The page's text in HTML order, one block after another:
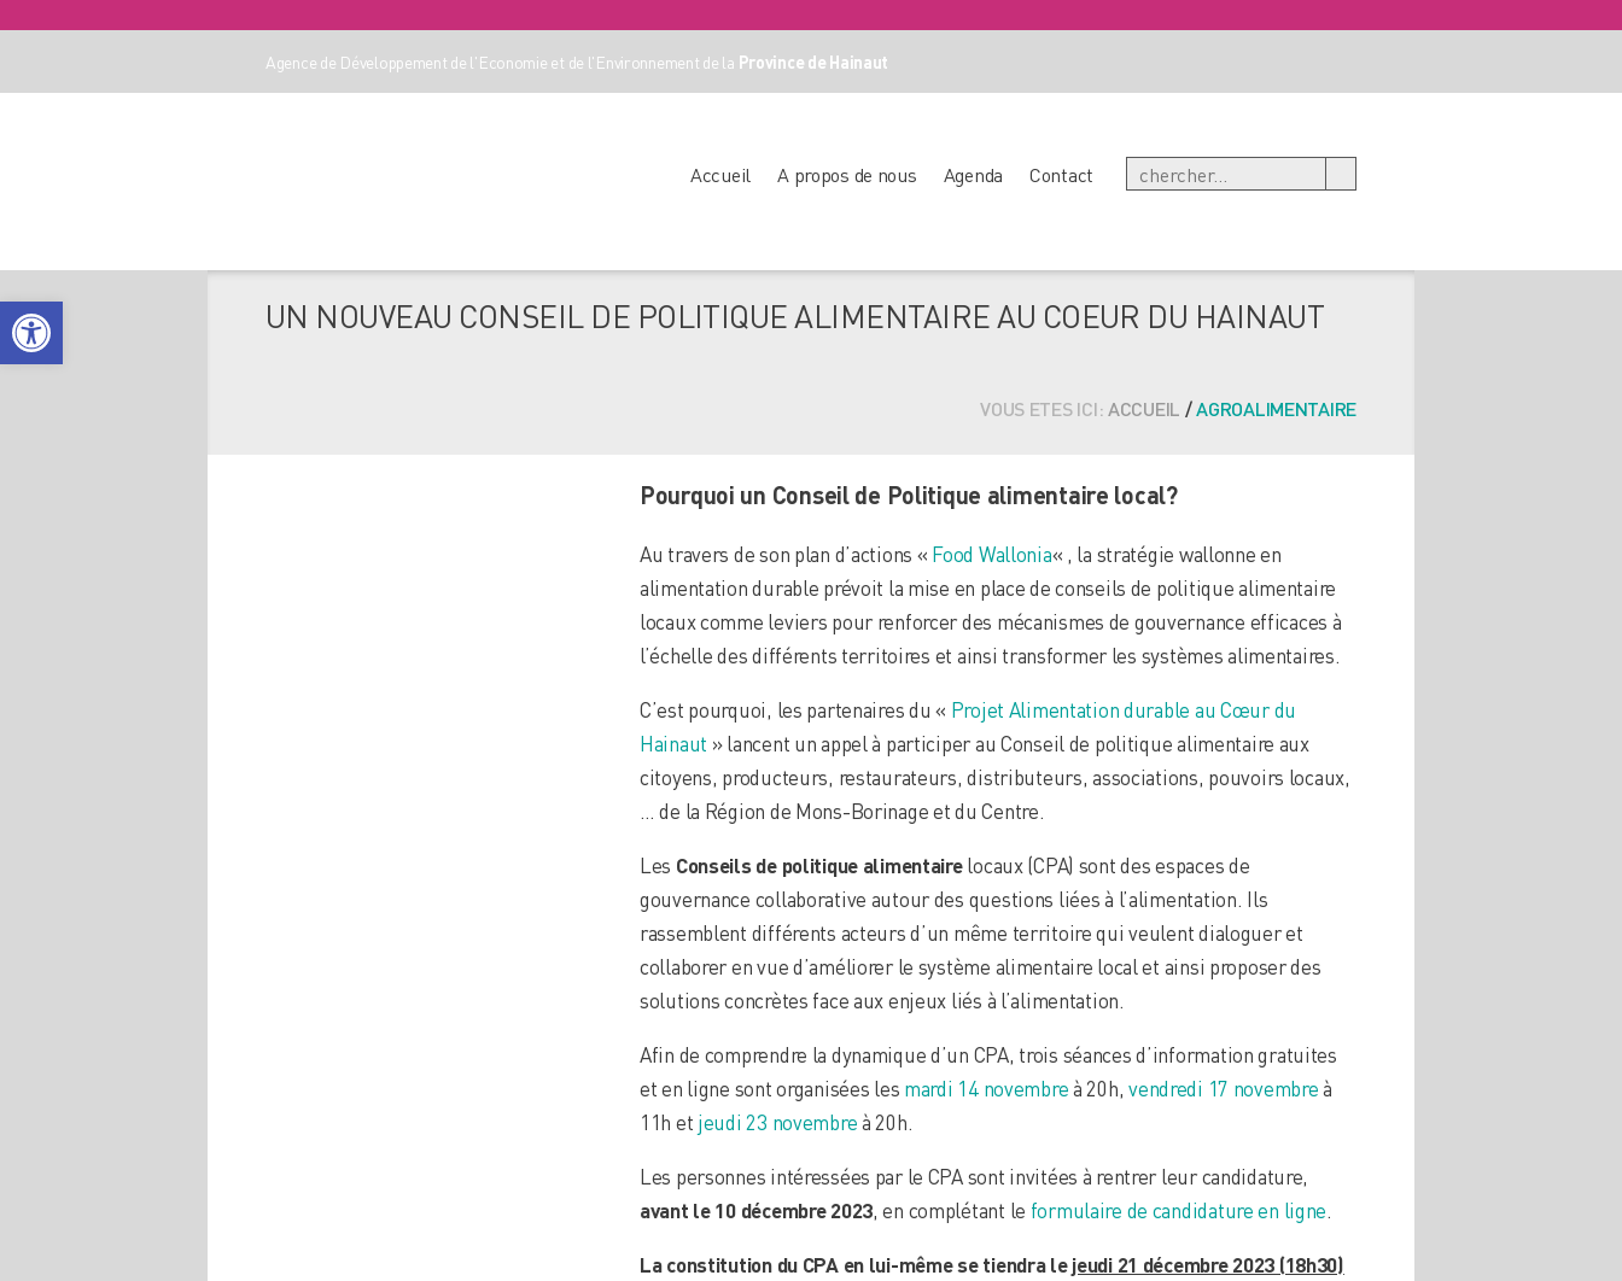
Agence de Développement de l'Economie et de l'Environnement de la Province de Hainaut
Accueil A propos de nous Agenda Contact
UN NOUVEAU CONSEIL DE POLITIQUE ALIMENTAIRE AU COEUR DU HAINAUT
VOUS ETES ICI:ACCUEIL /AGROALIMENTAIRE
Pourquoi un Conseil de Politique alimentaire local?
Au travers de son plan d’actions « Food Wallonia« , la stratégie wallonne en
alimentation durable prévoit la mise en place de conseils de politique alimentaire
locaux comme leviers pour renforcer des mécanismes de gouvernance efficaces à
l’échelle des différents territoires et ainsi transformer les systèmes alimentaires.
C’est pourquoi, les partenaires du « Projet Alimentation durable au Cœur du
Hainaut » lancent un appel à participer au Conseil de politique alimentaire aux
citoyens, producteurs, restaurateurs, distributeurs, associations, pouvoirs locaux,
… de la Région de Mons-Borinage et du Centre.
Les Conseils de politique alimentairelocaux (CPA) sont des espaces de
gouvernance collaborative autour des questions liées à l’alimentation. Ils
rassemblent différents acteurs d’un même territoire qui veulent dialoguer et
collaborer en vue d’améliorer le système alimentaire local et ainsi proposer des
solutions concrètes face aux enjeux liés à l’alimentation.
Afin de comprendre la dynamique d’un CPA, trois séances d’information gratuites
et en ligne sont organisées les mardi 14 novembreà 20h,vendredi 17 novembreà
11h et jeudi 23 novembreà 20h.
Les personnes intéressées par le CPA sont invitées à rentrer leur candidature,
avant le 10 décembre 2023, en complétant le formulaire de candidature en ligne.
La constitution du CPA en lui-même se tiendra lejeudi 21 décembre 2023 (18h30)
Ouvrir la barre d’outils